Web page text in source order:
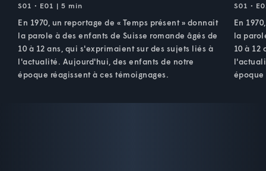
S01 • E01 | 5 min
En 1970, un reportage de « Temps présent » donnait
la parole à des enfants de Suisse romande âgés de
10 à 12 ans, qui s'exprimaient sur des sujets liés à
l'actualité. Aujourd'hui, des enfants de notre
époque réagissent à ces témoignages.
S01 •
En
la
10 à 12
époque